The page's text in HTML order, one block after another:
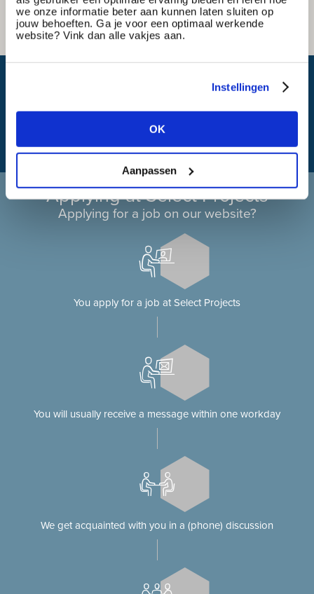
we onze informatie beter aan kunnen laten sluiten op
jouw behoeften. Ga je voor een optimaal werkende
website? Vink dan alle vakjes aan.
Instellingen
OK
Aanpassen
Applying at Select Projects
Applying for a job on our website?
You apply for a job at Select Projects
You will usually receive a message within one workday
We get acquainted with you in a (phone) discussion